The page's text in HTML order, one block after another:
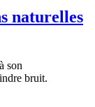
naturelles
son
bruit.